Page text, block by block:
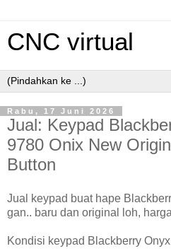
CNC virtual
Rabu, 17 Juni 2026
Jual: Keypad
9780 Onix New
Button
Jual keypad buat hape
gan.. baru dan original loh, harga
Kondisi keypad Blackberry